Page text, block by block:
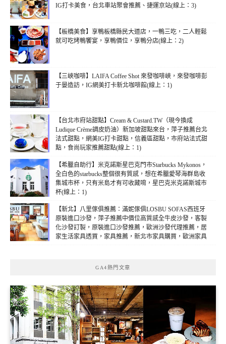
IG打卡美食，台北車站聚會推薦、捷運京站(線上：3)
【板橋美食】享鴨板橋縣民大道店，一鴨三吃，二人輕鬆
就可吃烤鴨饗宴，享鴨價位，享鴨分店(線上：2)
【三峽咖啡】LAIFA Coffee Shot 來發咖啡峽，來發咖啡彭
于晏造訪，IG網美打卡新北咖啡館(線上：1)
【台北市府站甜點】Cream & Custard.TW（現今換成
Ludique Crème調皮奶油）新加坡甜點來台，萍子推薦台北
法式甜點，網美IG打卡甜點，信義區甜點，市府站法式甜
點，食尚玩家推薦甜點(線上：1)
【希臘自助行】米克諾斯星巴克門市Starbucks Mykonos，
全白色的starbucks整個很有質感，想在希臘愛琴海群島收
集城市杯，只有米島才有可收藏唷，星巴克米克諾斯城市
杯(線上：1)
【新北】八里傢俱推薦：滿妮傢俱LOSBU SOFAS西班牙
原裝進口沙發，萍子推薦中價位高質感全牛皮沙發，客製
化沙發訂製，原裝進口沙發推薦，歐洲沙發代理推薦，居
家生活家具透買，家具推薦，新北市家具購買，歐洲家具
GA4熱門文章